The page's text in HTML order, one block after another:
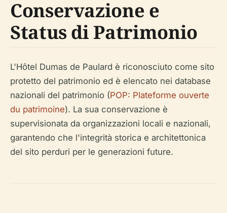
Conservazione e
Status di Patrimonio
L'Hôtel Dumas de Paulard è riconosciuto come sito
protetto del patrimonio ed è elencato nei database
nazionali del patrimonio (POP: Plateforme ouverte
du patrimoine). La sua conservazione è
supervisionata da organizzazioni locali e nazionali,
garantendo che l'integrità storica e architettonica
del sito perduri per le generazioni future.